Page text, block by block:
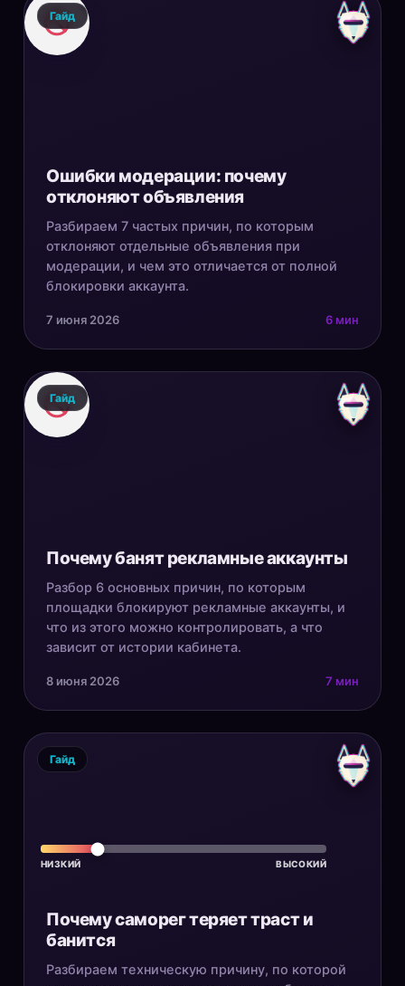
Гайд
Ошибки модерации: почему
отклоняют объявления
Разбираем 7 частых причин, по которым
отклоняют отдельные объявления при
модерации, и чем это отличается от полной
блокировки аккаунта.
7 июня 2026 6 мин
Гайд
Почему банят рекламные аккаунты
Разбор 6 основных причин, по которым
площадки блокируют рекламные аккаунты, и
что из этого можно контролировать, а что
зависит от истории кабинета.
8 июня 2026 7 мин
НИЗКИЙ ВЫСОКИЙ
Гайд
Почему саморег теряет траст и
банится
Разбираем техническую причину, по которой